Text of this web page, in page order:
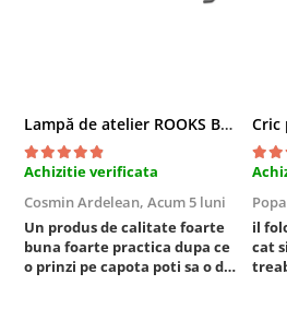
Sistem franare
Sistem Vibro-Power
Sisteme de ridicare si sustinere
Capre Auto
Cricuri Hidraulice
Lampă de atelier ROOKS B2 HYBRID pentru capotă, 2000 lumeni, 5000 mAh
Achizitie verificata
Cosmin Ardelean, Acum 5 luni
Un produs de calitate foarte
buna foarte practica dupa ce
o prinzi pe capota poti sa o dai
il
cat